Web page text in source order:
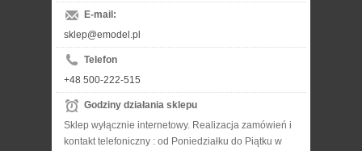
E-mail:
sklep@emodel.pl
Telefon
+48 500-222-515
Godziny działania sklepu
Sklep wyłącznie internetowy. Realizacja zamówień i
kontakt telefoniczny : od Poniedziałku do Piątku w